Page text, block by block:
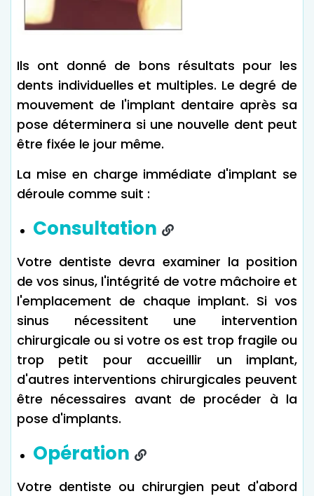
Ils ont donné de bons résultats pour les
dents individuelles et multiples. Le degré de
mouvement de l'implant dentaire après sa
pose déterminera si une nouvelle dent peut
être fixée le jour même.
La mise en charge immédiate d'implant se
déroule comme suit :
Consultation
Votre dentiste devra examiner la position
de vos sinus, l'intégrité de votre mâchoire et
l'emplacement de chaque implant. Si vos
sinus nécessitent une intervention
chirurgicale ou si votre os est trop fragile ou
trop petit pour accueillir un implant,
d'autres interventions chirurgicales peuvent
être nécessaires avant de procéder à la
pose d'implants.
Opération
Votre dentiste ou chirurgien peut d'abord